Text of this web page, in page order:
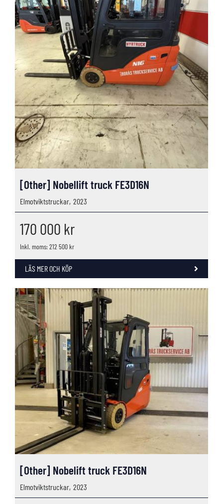
[Other] Nobellift truck FE3D16N
Elmotviktstruckar, 2023
170 000 kr
Inkl. moms: 212 500 kr
LÄS MER OCH KÖP
[Other] Nobelift truck FE3D16N
Elmotviktstruckar, 2023